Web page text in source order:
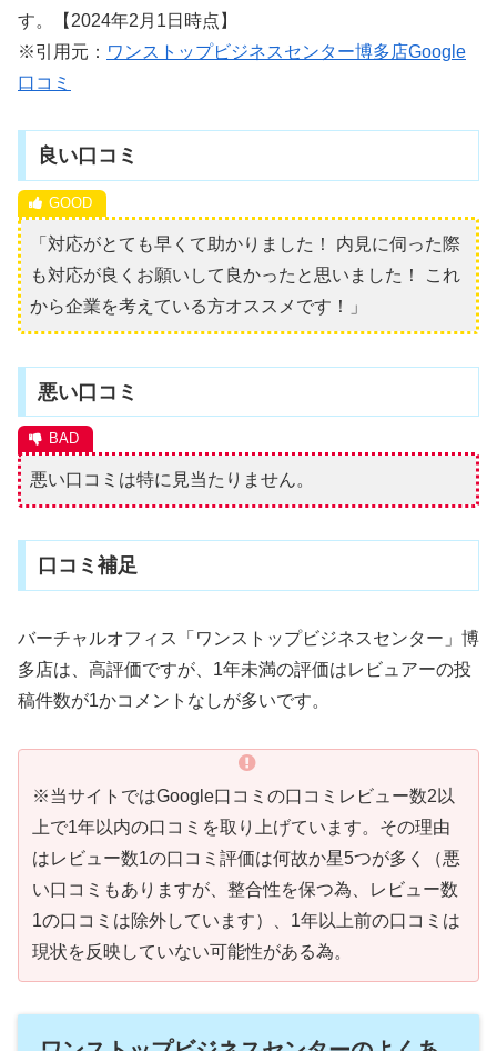
す。【2024年2月1日時点】
※引用元： ワンストップビジネスセンター博多店Google
口コミ
良い口コミ
「対応がとても早くて助かりました！ 内見に伺った際
も対応が良くお願いして良かったと思いました！ これ
から企業を考えている方オススメです！」
悪い口コミ
悪い口コミは特に見当たりません。
口コミ補足
バーチャルオフィス「ワンストップビジネスセンター」博
多店は、高評価ですが、1年未満の評価はレビュアーの投
稿件数が1かコメントなしが多いです。
※当サイトではGoogle口コミの口コミレビュー数2以
上で1年以内の口コミを取り上げています。その理由
はレビュー数1の口コミ評価は何故か星5つが多く（悪
い口コミもありますが、整合性を保つ為、レビュー数
1の口コミは除外しています）、1年以上前の口コミは
現状を反映していない可能性がある為。